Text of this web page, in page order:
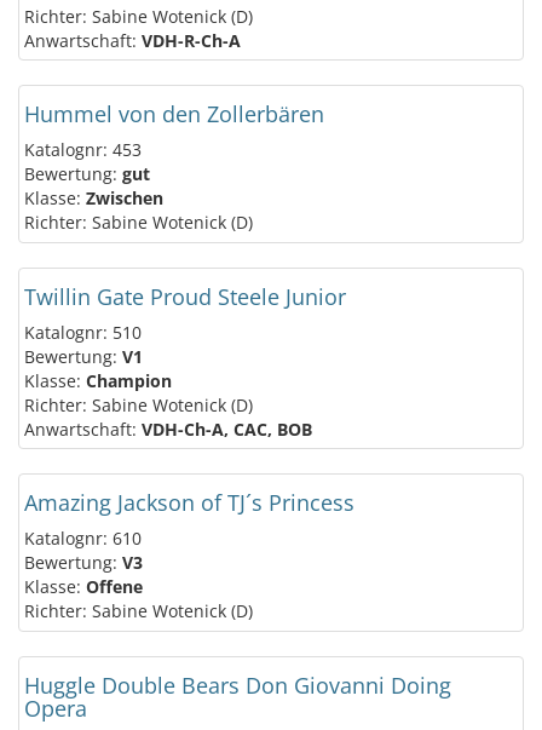
Richter: Sabine Wotenick (D)
Anwartschaft: VDH-R-Ch-A
Hummel von den Zollerbären
Katalognr: 453
Bewertung: gut
Klasse: Zwischen
Richter: Sabine Wotenick (D)
Twillin Gate Proud Steele Junior
Katalognr: 510
Bewertung: V1
Klasse: Champion
Richter: Sabine Wotenick (D)
Anwartschaft: VDH-Ch-A, CAC, BOB
Amazing Jackson of TJ´s Princess
Katalognr: 610
Bewertung: V3
Klasse: Offene
Richter: Sabine Wotenick (D)
Huggle Double Bears Don Giovanni Doing
Opera